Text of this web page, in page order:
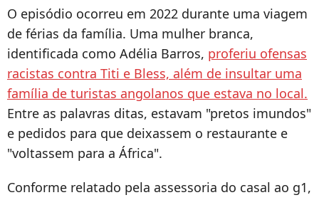
O episódio ocorreu em 2022 durante uma viagem
de férias da família. Uma mulher branca,
identificada como Adélia Barros, proferiu ofensas
racistas contra Titi e Bless, além de insultar uma
família de turistas angolanos que estava no local.
Entre as palavras ditas, estavam "pretos imundos"
e pedidos para que deixassem o restaurante e
"voltassem para a África".
Conforme relatado pela assessoria do casal ao g1,